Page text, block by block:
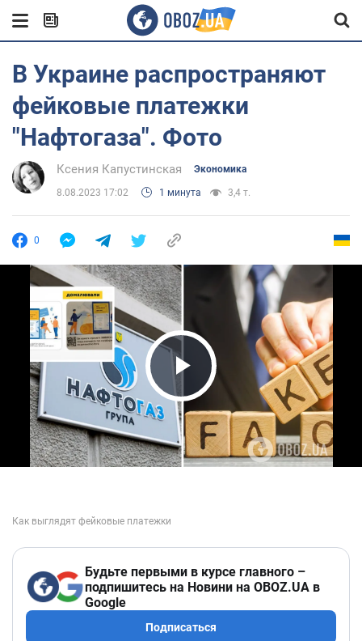
В Украине распространяют
фейковые платежки
"Нафтогаза". Фото
Ксения Капустинская Экономика
8.08.2023 17:02 1 минута 3,4 т.
0
Play Video
Будьте первыми в курсе главного –
подпишитесь на Новини на OBOZ.UA в
Google
Подписаться